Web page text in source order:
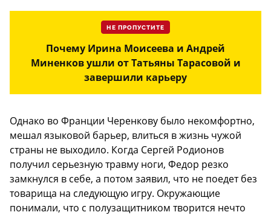
НЕ ПРОПУСТИТЕ
Почему Ирина Моисеева и Андрей
Миненков ушли от Татьяны Тарасовой и
завершили карьеру
Однако во Франции Черенкову было некомфортно,
мешал языковой барьер, влиться в жизнь чужой
страны не выходило. Когда Сергей Родионов
получил серьезную травму ноги, Федор резко
замкнулся в себе, а потом заявил, что не поедет без
товарища на следующую игру. Окружающие
понимали, что с полузащитником творится нечто